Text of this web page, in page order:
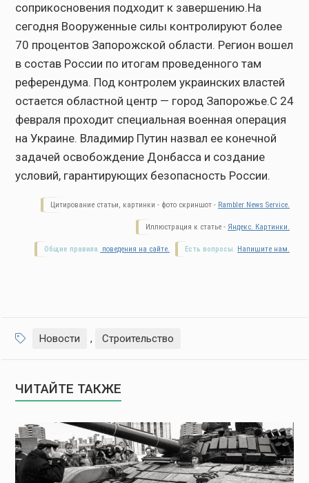
соприкосновения подходит к завершению.На
сегодня Вооруженные силы контролируют более
70 процентов Запорожской области. Регион вошел
в состав России по итогам проведенного там
референдума. Под контролем украинских властей
остается областной центр — город Запорожье.С 24
февраля проходит специальная военная операция
на Украине. Владимир Путин назвал ее конечной
задачей освобождение Донбасса и создание
условий, гарантирующих безопасность России.
Цитирование статьи, картинки - фото скриншот - Rambler News Service.
Иллюстрация к статье - Яндекс. Картинки.
Есть вопросы. Напишите нам.
Общие правила поведения на сайте.
Новости , Строительство
ЧИТАЙТЕ ТАКЖЕ